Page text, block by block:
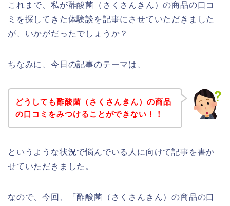
これまで、私が酢酸菌（さくさんきん）の商品の口コ
ミを探してきた体験談を記事にさせていただきました
が、いかがだったでしょうか？
ちなみに、今日の記事のテーマは、
どうしても酢酸菌（さくさんきん）の商品
の口コミをみつけることができない！！
というような状況で悩んでいる人に向けて記事を書か
せていただきました。
なので、今回、「酢酸菌（さくさんきん）の商品の口